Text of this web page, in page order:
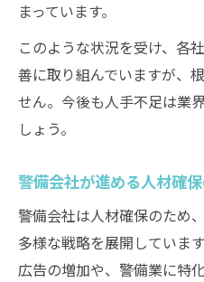
まっています。
このような状況を受け、各
善に取り組んでいますが、
せん。今後も人手不足は業
しょう。
警備会社が進める人材確
警備会社は人材確保のため
多様な戦略を展開していま
広告の増加や、警備業に特